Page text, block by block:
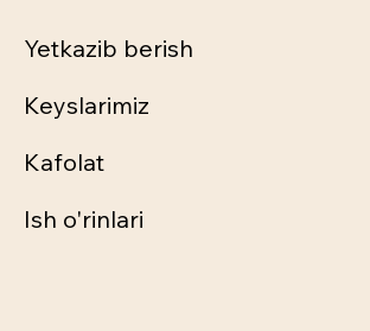
Yetkazib berish
Keyslarimiz
Kafolat
Ish o'rinlari